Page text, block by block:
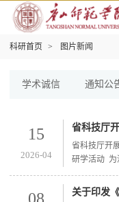
科研首页 > 图片新闻
学术诚信 通知公
15
2026-04
省科技厅开
研学活动 为
政绩观，切
科技厅组织